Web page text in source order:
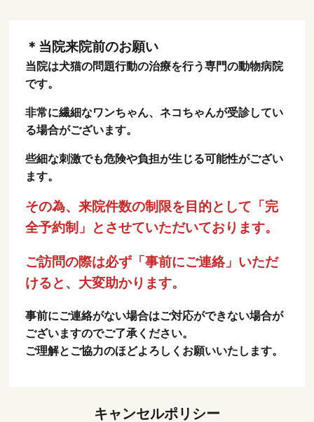
＊当院来院前のお願い
当院は犬猫の問題行動の治療を行う専門の動物病院
です。
非常に繊細なワンちゃん、ネコちゃんが受診してい
る場合がございます。
些細な刺激でも危険や負担が生じる可能性がござい
ます。
その為、来院件数の制限を目的として「完
全予約制」とさせていただいております。
ご訪問の際は必ず「事前にご連絡」いただ
けると、大変助かります。
事前にご連絡がない場合はご対応ができない場合が
ございますのでご了承ください。
ご理解とご協力のほどよろしくお願いいたします。
キャンセルポリシー